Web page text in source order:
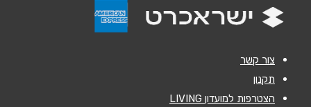
נושא*
הודעה
צור קשר
תקנון
הצטרפות למועדון LIVING